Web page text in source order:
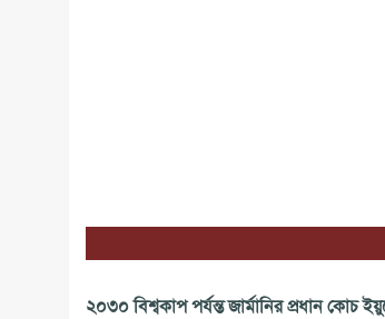
২০৩০ বিশ্বকাপ পর্যন্ত জার্মানির প্রধান কোচ